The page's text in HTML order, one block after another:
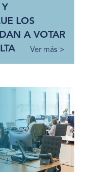
LOS
A VOTAR
Ver más >